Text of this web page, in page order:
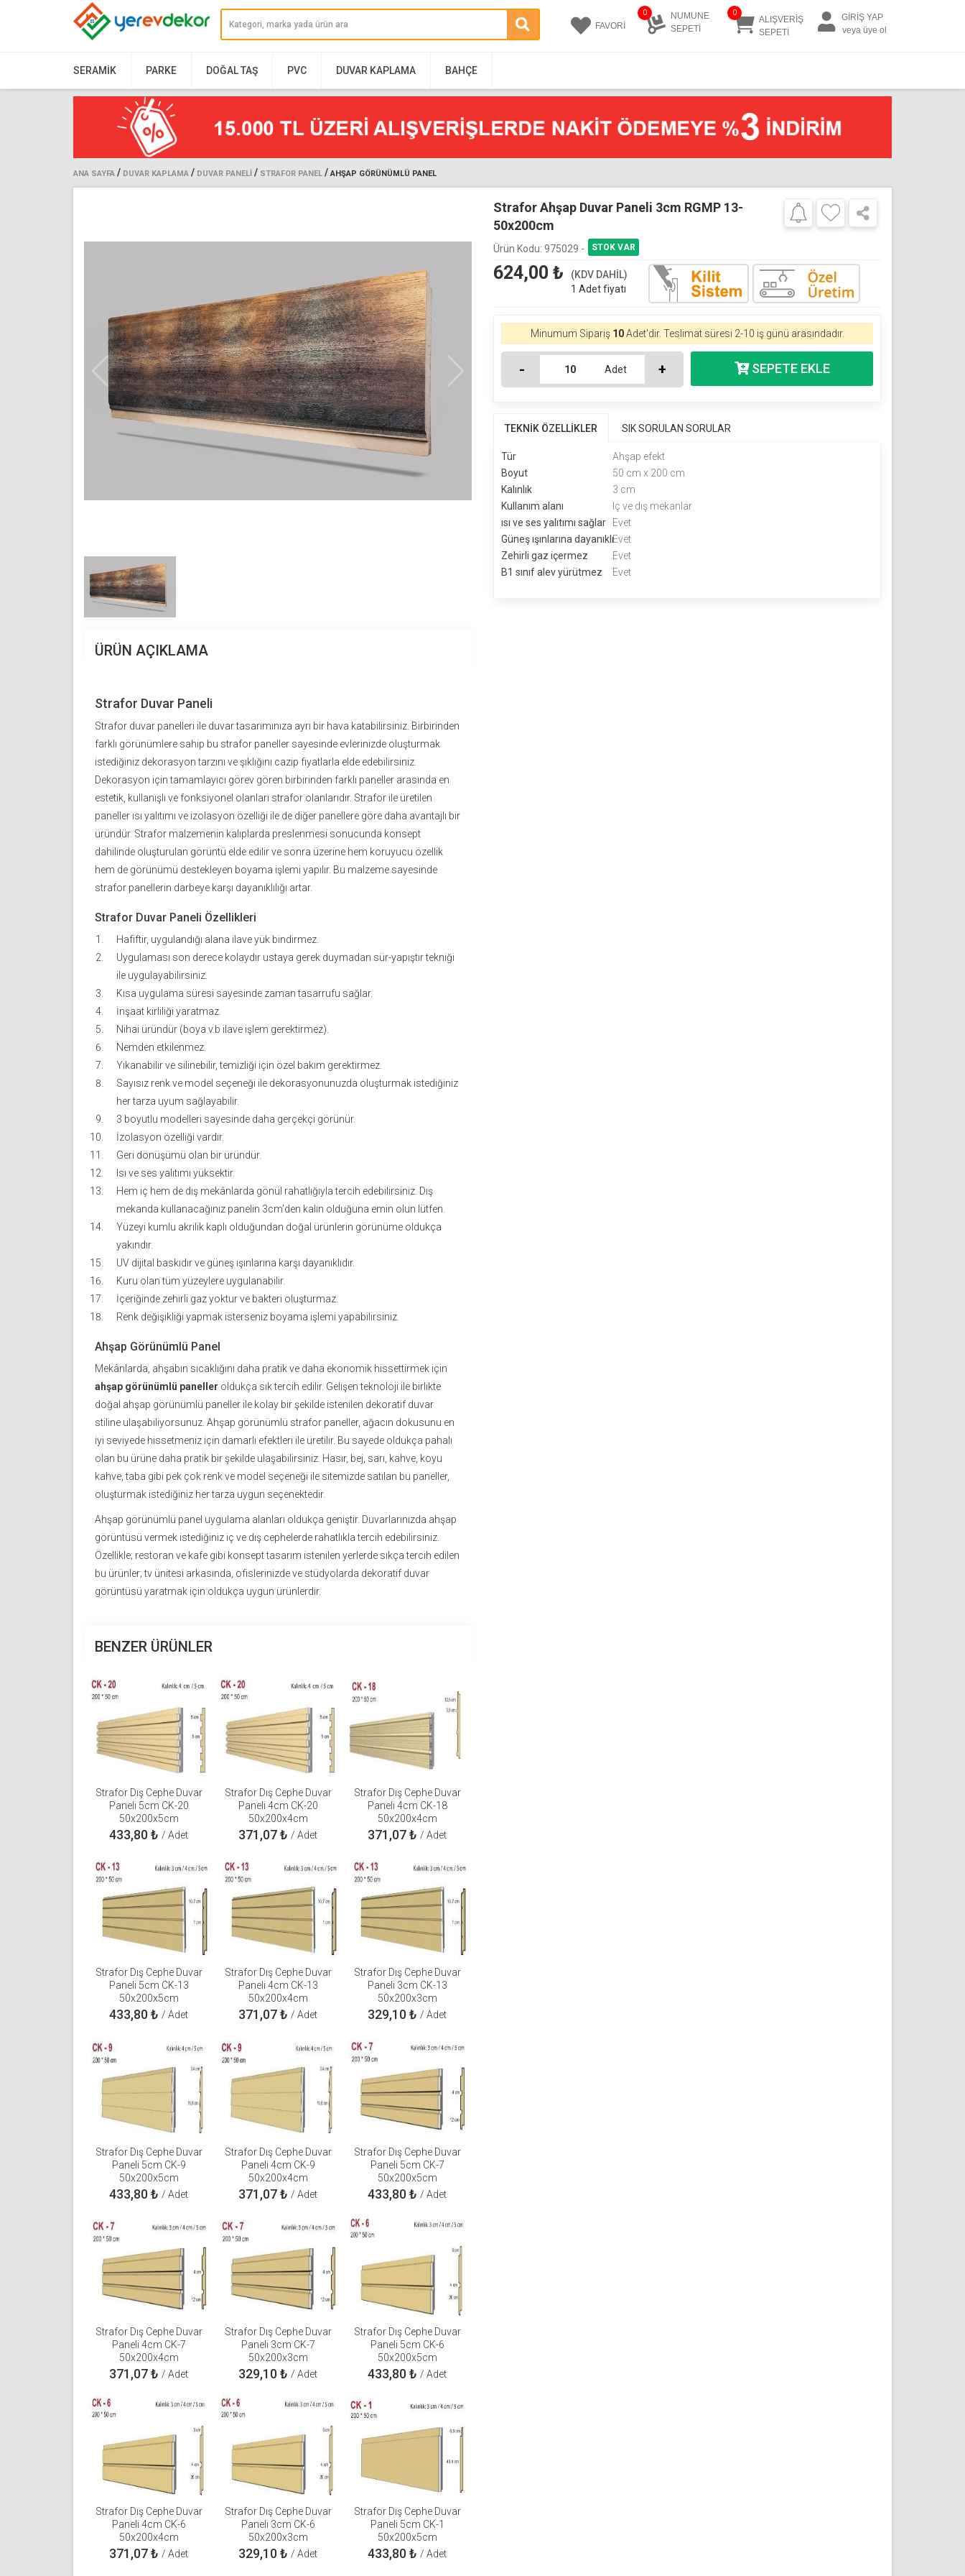
FAVORİ
0
NUMUNE
SEPETİ
0
ALIŞVERİŞ
SEPETİ
GİRİŞ YAP
veya üye ol
SERAMIK PARKE DOĞAL TAŞ PVC DUVAR KAPLAMA BAHÇE
ANA SAYFA / DUVAR KAPLAMA / DUVAR PANELI / STRAFOR PANEL /AHŞAP GÖRÜNÜMLÜ PANEL
ÜRÜN AÇIKLAMA
Strafor Duvar Paneli
Strafor duvar panelleri ile duvar tasarımınıza ayrı bir hava katabilirsiniz. Birbirinden
farklı görünümlere sahip bu strafor paneller sayesinde evlerinizde oluşturmak
istediğiniz dekorasyon tarzını ve şıklığını cazip fiyatlarla elde edebilirsiniz.
Dekorasyon için tamamlayıcı görev gören birbirinden farklı paneller arasında en
estetik, kullanışlı ve fonksiyonel olanları strafor olanlarıdır. Strafor ile üretilen
paneller ısı yalıtımı ve izolasyon özelliği ile de diğer panellere göre daha avantajlı bir
üründür. Strafor malzemenin kalıplarda preslenmesi sonucunda konsept
dahilinde oluşturulan görüntü elde edilir ve sonra üzerine hem koruyucu özellik
hem de görünümü destekleyen boyama işlemi yapılır. Bu malzeme sayesinde
strafor panellerin darbeye karşı dayanıklılığı artar.
Strafor Duvar Paneli Özellikleri
Hafiftir, uygulandığı alana ilave yük bindirmez.
Uygulaması son derece kolaydır ustaya gerek duymadan sür-yapıştır tekniği
ile uygulayabilirsiniz.
Kısa uygulama süresi sayesinde zaman tasarrufu sağlar.
İnşaat kirliliği yaratmaz.
Nihai üründür (boya v.b ilave işlem gerektirmez).
Nemden etkilenmez.
Yıkanabilir ve silinebilir, temizliği için özel bakım gerektirmez.
Sayısız renk ve model seçeneği ile dekorasyonunuzda oluşturmak istediğiniz
her tarza uyum sağlayabilir.
3 boyutlu modelleri sayesinde daha gerçekçi görünür.
İzolasyon özelliği vardır.
Geri dönüşümü olan bir üründür.
Isı ve ses yalıtımı yüksektir.
Hem iç hem de dış mekânlarda gönül rahatlığıyla tercih edebilirsiniz. Dış
mekanda kullanacağınız panelin 3cm’den kalın olduğuna emin olun lütfen.
Yüzeyi kumlu akrilik kaplı olduğundan doğal ürünlerin görünüme oldukça
yakındır.
UV dijital baskıdır ve güneş ışınlarına karşı dayanıklıdır.
Kuru olan tüm yüzeylere uygulanabilir.
İçeriğinde zehirli gaz yoktur ve bakteri oluşturmaz.
Renk değişikliği yapmak isterseniz boyama işlemi yapabilirsiniz.
Ahşap Görünümlü Panel
Mekânlarda, ahşabın sıcaklığını daha pratik ve daha ekonomik hissettirmek için
ahşap görünümlü paneller oldukça sık tercih edilir. Gelişen teknoloji ile birlikte
doğal ahşap görünümlü paneller ile kolay bir şekilde istenilen dekoratif duvar
stiline ulaşabiliyorsunuz. Ahşap görünümlü strafor paneller, ağacın dokusunu en
iyi seviyede hissetmeniz için damarlı efektleri ile üretilir. Bu sayede oldukça pahalı
olan bu ürüne daha pratik bir şekilde ulaşabilirsiniz. Hasır, bej, sarı, kahve, koyu
kahve, taba gibi pek çok renk ve model seçeneği ile sitemizde satılan bu paneller,
oluşturmak istediğiniz her tarza uygun seçenektedir.
Ahşap görünümlü panel uygulama alanları oldukça geniştir. Duvarlarınızda ahşap
görüntüsü vermek istediğiniz iç ve dış cephelerde rahatlıkla tercih edebilirsiniz.
Özellikle; restoran ve kafe gibi konsept tasarım istenilen yerlerde sıkça tercih edilen
bu ürünler; tv ünitesi arkasında, ofislerinizde ve stüdyolarda dekoratif duvar
görüntüsü yaratmak için oldukça uygun ürünlerdir.
BENZER ÜRÜNLER
Strafor Dış Cephe Duvar
Paneli 5cm CK-20
50x200x5cm
433,80₺ / Adet
Strafor Dış Cephe Duvar
Paneli 4cm CK-20
50x200x4cm
371,07₺ / Adet
Strafor Dış Cephe Duvar
Paneli 4cm CK-18
50x200x4cm
371,07₺ / Adet
Strafor Dış Cephe Duvar
Paneli 5cm CK-13
50x200x5cm
433,80₺ / Adet
Strafor Dış Cephe Duvar
Paneli 4cm CK-13
50x200x4cm
371,07₺ / Adet
Strafor Dış Cephe Duvar
Paneli 3cm CK-13
50x200x3cm
329,10₺ / Adet
Strafor Dış Cephe Duvar
Paneli 5cm CK-9
50x200x5cm
433,80₺ / Adet
Strafor Dış Cephe Duvar
Paneli 4cm CK-9
50x200x4cm
371,07₺ / Adet
Strafor Dış Cephe Duvar
Paneli 5cm CK-7
50x200x5cm
433,80₺ / Adet
Strafor Dış Cephe Duvar
Paneli 4cm CK-7
50x200x4cm
371,07₺ / Adet
Strafor Dış Cephe Duvar
Paneli 3cm CK-7
50x200x3cm
329,10₺ / Adet
Strafor Dış Cephe Duvar
Paneli 5cm CK-6
50x200x5cm
433,80₺ / Adet
Strafor Dış Cephe Duvar
Paneli 4cm CK-6
50x200x4cm
371,07₺ / Adet
Strafor Dış Cephe Duvar
Paneli 3cm CK-6
50x200x3cm
329,10₺ / Adet
Strafor Dış Cephe Duvar
Paneli 5cm CK-1
50x200x5cm
433,80₺ / Adet
Strafor Ahşap Duvar Paneli 3cm RGMP 13-
50x200cm
Ürün Kodu: 975029 -
624,00 ₺
(KDV DAHİL)
1 Adet fiyatı
Minumum Sipariş 10Adet'dir. Teslimat süresi 2-10 iş günü arasındadır.
- Adet +
TEKNİK ÖZELLİKLER SIK SORULAN SORULAR
Tür
Ahşap efekt
Boyut
50 cm x 200 cm
Kalınlık
3 cm
Kullanım alanı
Iç ve dış mekanlar
ısı ve ses yalıtımı sağlar
Evet
Güneş ışınlarına dayanıklıEvet
Zehirli gaz içermez
Evet
B1 sınıf alev yürütmez
Evet